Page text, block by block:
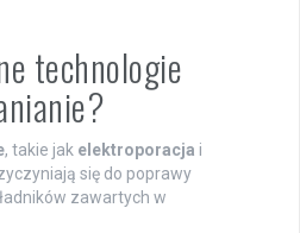
technologie
, takie jak elektroporacja i
się do poprawy
zawartych w